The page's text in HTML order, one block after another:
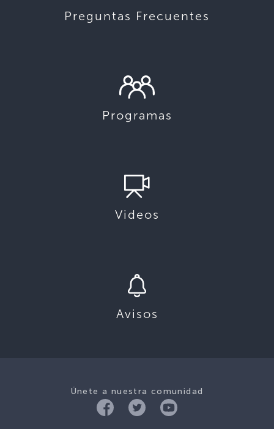
Preguntas Frecuentes
Programas
Videos
Avisos
Únete a nuestra comunidad